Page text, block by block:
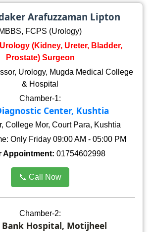
Arafuzzaman Lipton
MBBS, FCPS (Urology)
(Kidney, Ureter, Bladder,
Prostate) Surgeon
Urology, Mugda Medical College
& Hospital
Chamber-1:
Center, Kushtia
College Mor, Court Para, Kushtia
Only Friday 09:00 AM - 05:00 PM
Appointment: 01754602998
📞 Call Now
Chamber-2:
Hospital, Motijheel